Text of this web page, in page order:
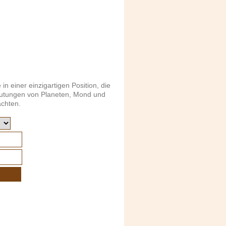
einer einzigartigen Position, die
von Planeten, Mond und